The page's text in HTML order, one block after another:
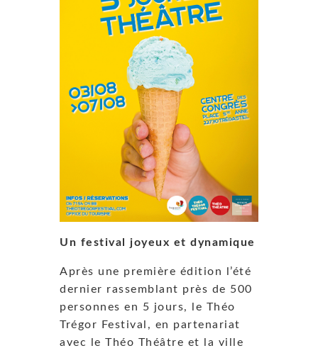
Un festival joyeux et dynamique
Après une première édition l’été
dernier rassemblant près de 500
personnes en 5 jours, le Théo
Trégor Festival, en partenariat
avec le Théo Théâtre et la ville